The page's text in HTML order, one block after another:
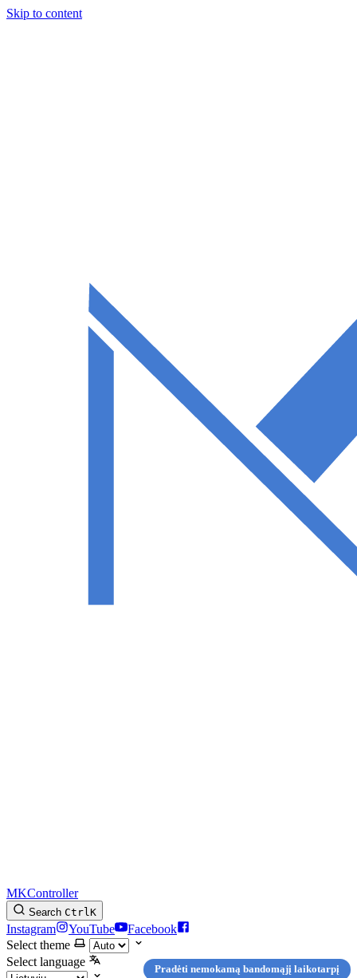
Skip to content
MKController
Search CtrlK
Instagram YouTube
Facebook
Select theme
Select language
Pradėti nemokamą bandomąjį laikotarpį